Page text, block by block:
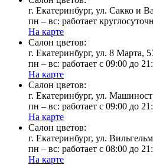
г. Екатеринбург, ул. Сакко и
пн – вс: работает
На карте
Cалон цветов:
г. Екатеринбург, ул. 8 Марта,
пн – вс: работает с 09:00 до
На карте
Cалон цветов:
г. Екатеринбург, ул.
пн – вс: работает с 09:00 до
На карте
Cалон цветов:
г. Екатеринбург, ул.
пн – вс: работает с 08:00 до
На карте